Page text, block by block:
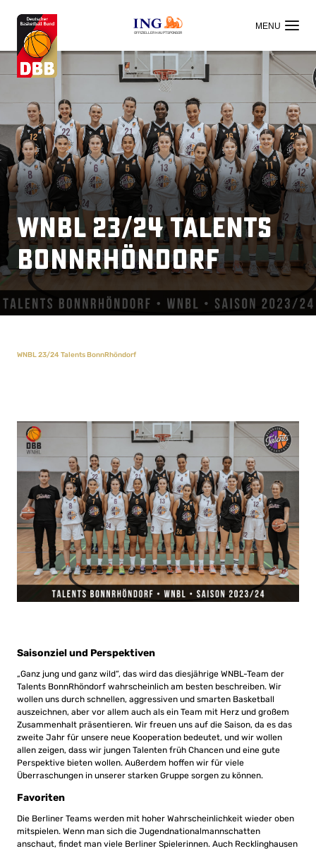
OFFIZIELLER HAUPTSPONSOR
WNBL 23/24 Talents
BonnRhöndorf
WNBL 23/24 Talents BonnRhöndorf
Saisonziel und Perspektiven
„Ganz jung und ganz wild“, das wird das diesjährige WNBL-Team der
Talents BonnRhöndorf wahrscheinlich am besten beschreiben. Wir
wollen uns durch schnellen, aggressiven und smarten Basketball
auszeichnen, aber vor allem auch als ein Team mit Herz und großem
Zusammenhalt präsentieren. Wir freuen uns auf die Saison, da es das
zweite Jahr für unsere neue Kooperation bedeutet, und wir wollen
allen zeigen, dass wir jungen Talenten früh Chancen und eine gute
Perspektive bieten wollen. Außerdem hoffen wir für viele
Überraschungen in unserer starken Gruppe sorgen zu können.
Favoriten
Die Berliner Teams werden mit hoher Wahrscheinlichkeit wieder oben
mitspielen. Wenn man sich die Jugendnationalmannschatten
anschaut, findet man viele Berliner Spielerinnen. Auch Recklinghausen